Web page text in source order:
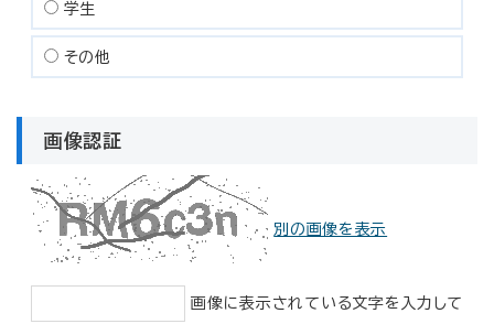
学生
その他
画像認証
別の画像を表示
画像に表示されている文字を入力して